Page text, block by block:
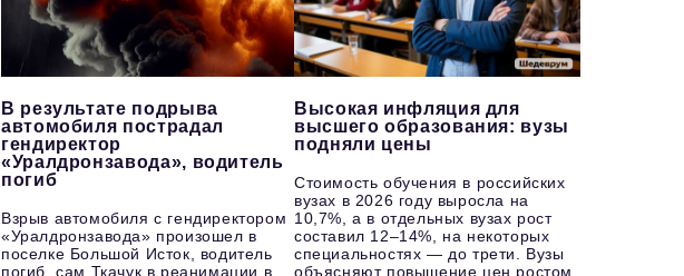
В результате подрыва
автомобиля пострадал
гендиректор
«Уралдронзавода», водитель
погиб
Взрыв автомобиля с гендиректором
«Уралдронзавода» произошел в
поселке Большой Исток, водитель
погиб, сам Ткачук в реанимации в
Высокая инфляция для
высшего образования: вузы
подняли цены
Стоимость обучения в российских
вузах в 2026 году выросла на
10,7%, а в отдельных вузах рост
составил 12–14%, на некоторых
специальностях — до трети. Вузы
объясняют повышение цен ростом